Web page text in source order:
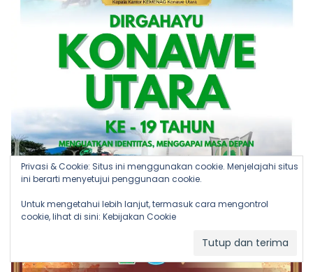
Privasi & Cookie: Situs ini menggunakan cookie. Menjelajahi situs
ini berarti menyetujui penggunaan cookie.
Untuk mengetahui lebih lanjut, termasuk cara mengontrol
cookie, lihat di sini: Kebijakan Cookie